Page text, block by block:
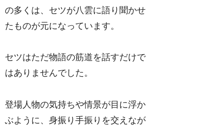
の多くは、セツが八雲に語り聞かせ
たものが元になっています。
セツはただ物語の筋道を話すだけで
はありませんでした。
登場人物の気持ちや情景が目に浮か
ぶように、身振り手振りを交えなが